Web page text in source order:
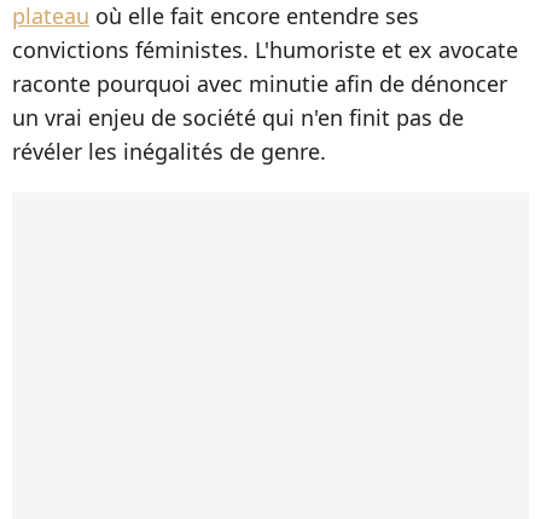
plateau où elle fait encore entendre ses
convictions féministes. L'humoriste et ex avocate
raconte pourquoi avec minutie afin de dénoncer
un vrai enjeu de société qui n'en finit pas de
révéler les inégalités de genre.